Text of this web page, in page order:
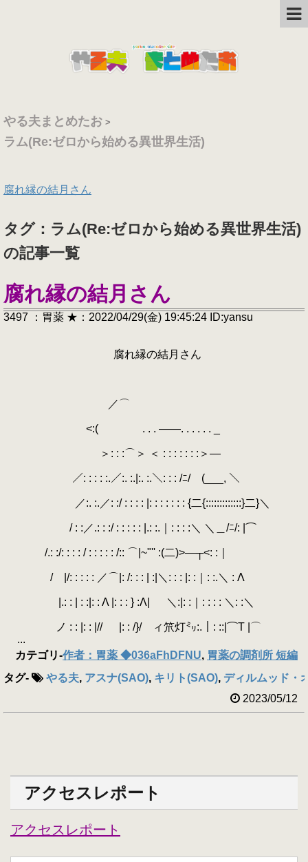
やる夫まとめたお >
ラム(Re:ゼロから始める異世界生活)
腐れ縁の結月さん
タグ：ラム(Re:ゼロから始める異世界生活)
の記事一覧
腐れ縁の結月さん
3497 ：胃薬 ★：2022/04/29(金) 19:45:24 ID:yansu
腐れ縁の結月さん
／⌒
<:( . . . ――. . . . . . _
＞: : :⌒＞ ＜ : : : : : : :＞―
／: : : : :.／:. :.|:. :.＼: : : /ﾆ/￣(___, ＼
／:. :.／: :/ : : : : |: : : : : : : {二{:::::::::::::}二}＼
/ : :／.: : :/ : : : : : |.: :.｜: : : :＼ ＼＿/ﾆ/: |⌒
/.: :/: : : : / : : : : : /:: ⌒|~"'' :(二)>―┬<: :｜
/ |/: : : : : ／⌒|: /: : : | :|＼: : : |: :｜: :.＼ : Λ
|.: : | : :|: : Λ |: : : } :Λ| ＼:|: :｜: : : : ＼: :＼
ノ : : |: : |// |: : /}/ ィ笊灯㍉:.｜: ::|⌒Τ |⌒
...
カテゴリ-作者：胃薬 ◆036aFhDFNU, 胃薬の調剤所 短編
タグ- やる夫, アスナ(SAO), キリト(SAO), ディルムッド・
2023/05/12
アクセスレポート
アクセスレポート